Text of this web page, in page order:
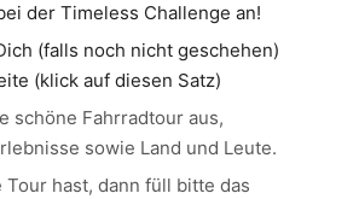
der Timeless Challenge an!
(falls noch nicht geschehen)
(klick auf diesen Satz)
schöne Fahrradtour aus,
sowie Land und Leute.
Tour hast, dann füll bitte das